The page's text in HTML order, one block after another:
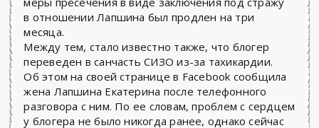
в отношении Лапшина был продлен на три
месяца.
Между тем, стало известно также, что блогер
переведен в санчасть СИЗО из-за тахикардии.
Об этом на своей странице в Facebook сообщила
жена Лапшина Екатерина после телефонного
разговора с ним. По ее словам, проблем с сердцем
у блогера не было никогда ранее, однако сейчас